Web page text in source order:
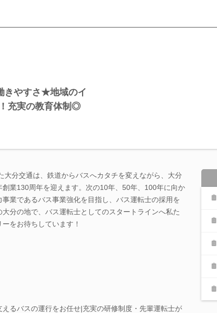
きやすさ★地域のイ
充実の教育体制◎
大分交通は、鉄道からバスへカタチを変えながら、大分
業130周年を迎えます。次の10年、50年、100年に向か
業であるバス事業強化を目指し、バス運転士の採用を
分の地で、バス運転士としてのスタートラインへ私た
をお待ちしています！
るバスの運行をお任せ|充実の研修制度・先輩運転士が